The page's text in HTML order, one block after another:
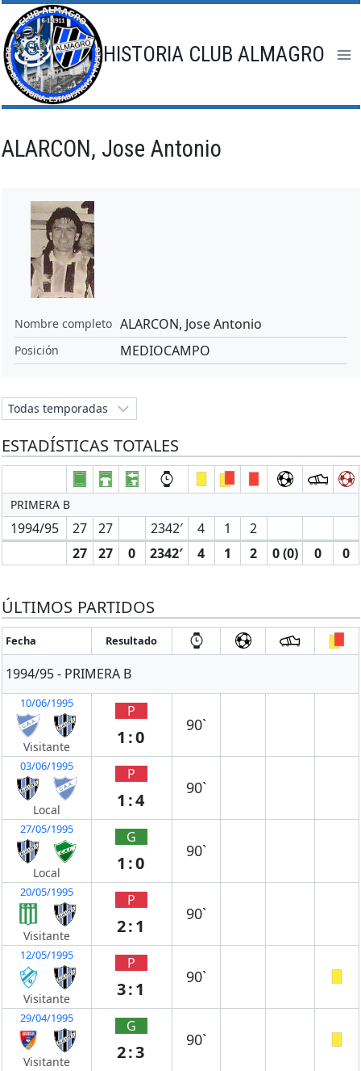
Saltar
al
contenido
HISTORIA CLUB ALMAGRO
ALARCON, Jose Antonio
Nombre completo ALARCON, Jose Antonio
Posición MEDIOCAMPO
ESTADÍSTICAS TOTALES
PRIMERA B
1994/95 27 27 2342′ 4 1
2
27
27 0 2342′ 4 1 2 0 (0) 0 0
ÚLTIMOS PARTIDOS
Fecha Resultado
1994/95 - PRIMERA B
10/06/1995
Visitante
P
1:0
90`
03/06/1995
Local
P
1:4
90`
27/05/1995
Local
G
1:0
90`
20/05/1995
Visitante
P
2:1
90`
12/05/1995
Visitante
P
3:1
90`
29/04/1995
Visitante
G
2:3
90`